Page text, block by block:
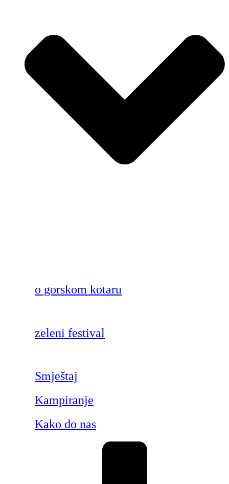
o gorskom kotaru
zeleni festival
Smještaj
Kampiranje
Kako do nas